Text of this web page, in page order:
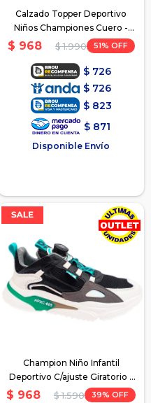
Calzado Topper Deportivo
Niños Championes Cuero -
Negro 2
$ 968 $ 1.990 51
$ 726
$ 726
$ 823
$ 871
Disponible Envío
Champion Niño Infantil
Deportivo C/ajuste Giratorio -
Negro
$ 968 $ 1.590 39